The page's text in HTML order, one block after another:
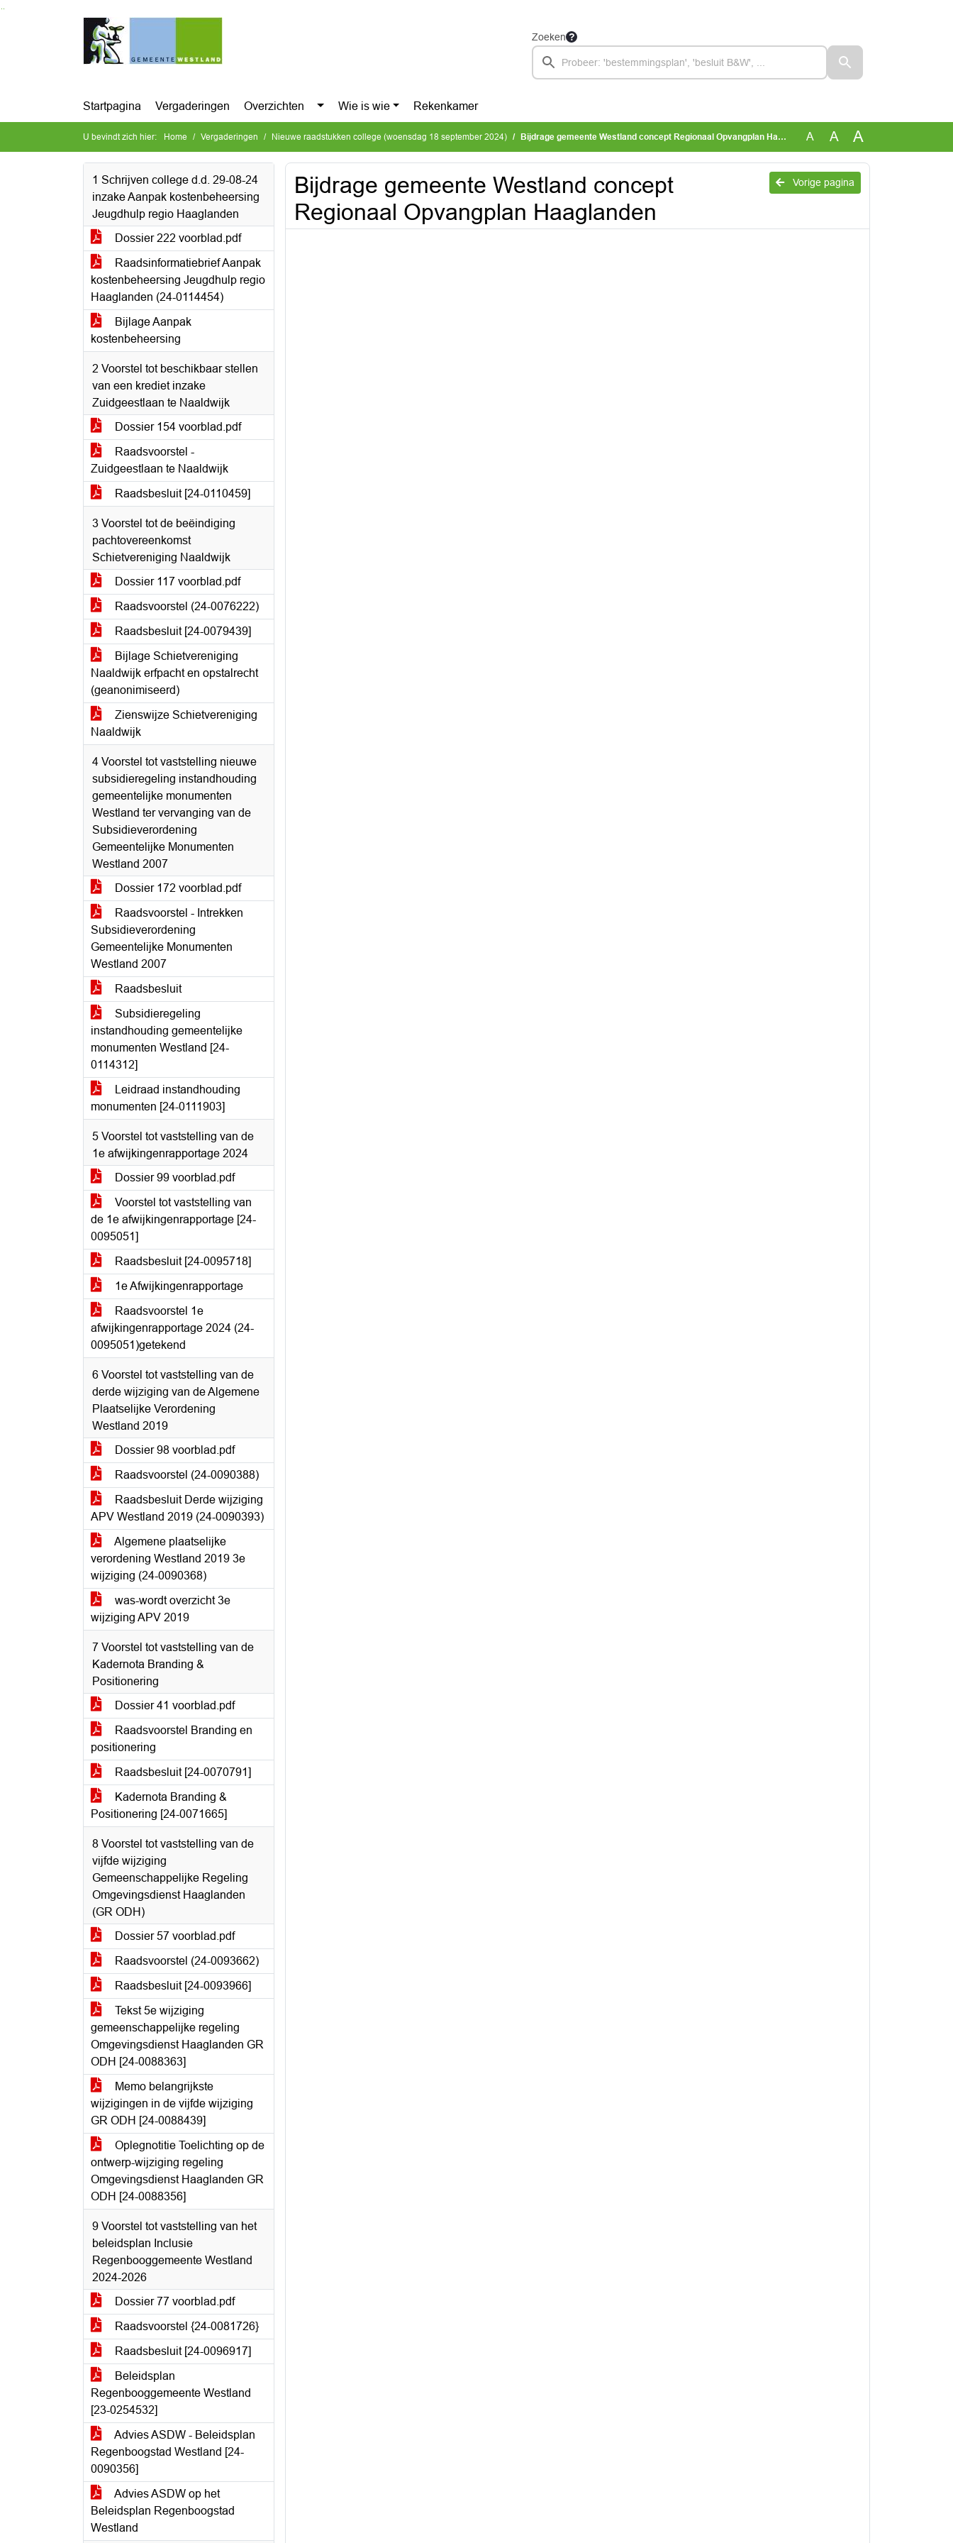
Ga naar de inhoud van deze pagina
Ga naar het zoeken
Ga naar het menu
Zoeken
Startpagina Vergaderingen Overzichten Wie is wie Rekenkamer
U bevindt zich hier: Home Vergaderingen Nieuwe raadstukken college (woensdag 18 september 2024) Bijdrage gemeente Westland concept Regionaal Opvangplan Haaglanden A A A
1 Schrijven college d.d. 29-08-24
inzake Aanpak kostenbeheersing
Jeugdhulp regio Haaglanden
Dossier 222 voorblad.pdf
Raadsinformatiebrief Aanpak
kostenbeheersing Jeugdhulp regio
Haaglanden (24-0114454)
Bijlage Aanpak
kostenbeheersing
2 Voorstel tot beschikbaar stellen
van een krediet inzake
Zuidgeestlaan te Naaldwijk
Dossier 154 voorblad.pdf
Raadsvoorstel -
Zuidgeestlaan te Naaldwijk
Raadsbesluit [24-0110459]
3 Voorstel tot de beëindiging
pachtovereenkomst
Schietvereniging Naaldwijk
Dossier 117 voorblad.pdf
Raadsvoorstel (24-0076222)
Raadsbesluit [24-0079439]
Bijlage Schietvereniging
Naaldwijk erfpacht en opstalrecht
(geanonimiseerd)
Zienswijze Schietvereniging
Naaldwijk
4 Voorstel tot vaststelling nieuwe
subsidieregeling instandhouding
gemeentelijke monumenten
Westland ter vervanging van de
Subsidieverordening
Gemeentelijke Monumenten
Westland 2007
Dossier 172 voorblad.pdf
Raadsvoorstel - Intrekken
Subsidieverordening
Gemeentelijke Monumenten
Westland 2007
Raadsbesluit
Subsidieregeling
instandhouding gemeentelijke
monumenten Westland [24-
0114312]
Leidraad instandhouding
monumenten [24-0111903]
5 Voorstel tot vaststelling van de
1e afwijkingenrapportage 2024
Dossier 99 voorblad.pdf
Voorstel tot vaststelling van
de 1e afwijkingenrapportage [24-
0095051]
Raadsbesluit [24-0095718]
1e Afwijkingenrapportage
Raadsvoorstel 1e
afwijkingenrapportage 2024 (24-
0095051)getekend
6 Voorstel tot vaststelling van de
derde wijziging van de Algemene
Plaatselijke Verordening
Westland 2019
Dossier 98 voorblad.pdf
Raadsvoorstel (24-0090388)
Raadsbesluit Derde wijziging
APV Westland 2019 (24-0090393)
Algemene plaatselijke
verordening Westland 2019 3e
wijziging (24-0090368)
was-wordt overzicht 3e
wijziging APV 2019
7 Voorstel tot vaststelling van de
Kadernota Branding &
Positionering
Dossier 41 voorblad.pdf
Raadsvoorstel Branding en
positionering
Raadsbesluit [24-0070791]
Kadernota Branding &
Positionering [24-0071665]
8 Voorstel tot vaststelling van de
vijfde wijziging
Gemeenschappelijke Regeling
Omgevingsdienst Haaglanden
(GR ODH)
Dossier 57 voorblad.pdf
Raadsvoorstel (24-0093662)
Raadsbesluit [24-0093966]
Tekst 5e wijziging
gemeenschappelijke regeling
Omgevingsdienst Haaglanden GR
ODH [24-0088363]
Memo belangrijkste
wijzigingen in de vijfde wijziging
GR ODH [24-0088439]
Oplegnotitie Toelichting op de
ontwerp-wijziging regeling
Omgevingsdienst Haaglanden GR
ODH [24-0088356]
9 Voorstel tot vaststelling van het
beleidsplan Inclusie
Regenbooggemeente Westland
2024-2026
Dossier 77 voorblad.pdf
Raadsvoorstel {24-0081726}
Raadsbesluit [24-0096917]
Beleidsplan
Regenbooggemeente Westland
[23-0254532]
Advies ASDW - Beleidsplan
Regenboogstad Westland [24-
0090356]
Advies ASDW op het
Beleidsplan Regenboogstad
Westland
Vorige pagina
Bijdrage gemeente Westland concept
Regionaal Opvangplan Haaglanden